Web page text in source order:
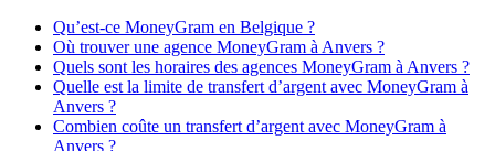
Qu’est-ce MoneyGram en Belgique ?
Où trouver une agence MoneyGram à Anvers ?
Quels sont les horaires des agences MoneyGram à Anvers ?
Quelle est la limite de transfert d’argent avec MoneyGram à
Anvers ?
Combien coûte un transfert d’argent avec MoneyGram à
Anvers ?